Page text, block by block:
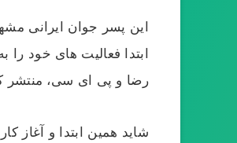
این پسر جوان ایرانی
ابتدا فعالیت های خود
رضا و پی ای سی، منتشر
شاید همین ابتدا و آغاز